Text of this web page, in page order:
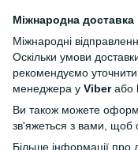
Міжнародна доставка
Міжнародні
Оскільки умови
рекомендуємо
менеджера у Viberабо
Ви також можете
зв'яжеться з вами, щоб
Більше інформації про